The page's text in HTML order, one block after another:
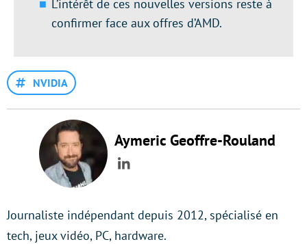
L’intérêt de ces nouvelles versions reste à
confirmer face aux offres d’AMD.
NVIDIA
Aymeric Geoffre-Rouland
LinkedIn
Journaliste indépendant depuis 2012, spécialisé en
tech, jeux vidéo, PC, hardware.